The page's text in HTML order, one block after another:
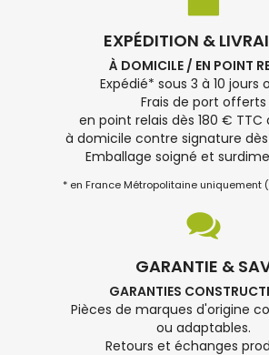
EXPÉDITION &
À DOMICILE / EN POINT
Expédié* sous 3 à 10 jours
Frais de port offerts
en point relais dès 180 € TTC
à domicile contre signature
Emballage soigné et
* en France Métropolitaine uniquement
GARANTIE &
GARANTIES
Pièces de marques d'origine
ou adaptables.
Retours et échanges